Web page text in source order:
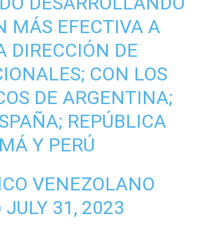
MÁS EFECTIVA A
DIRECCIÓN DE
CON LOS
DE ARGENTINA;
REPÚBLICA
Y PERÚ
VENEZOLANO
JULY 31, 2023